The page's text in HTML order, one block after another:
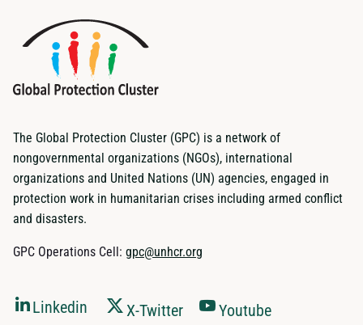
The Global Protection Cluster (GPC) is a network of
nongovernmental organizations (NGOs), international
organizations and United Nations (UN) agencies, engaged in
protection work in humanitarian crises including armed conflict
and disasters.
GPC Operations Cell: gpc@unhcr.org
Linkedin X-Twitter Youtube